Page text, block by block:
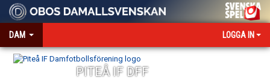
DAM LOGGA IN
PITEÅ IF DFF